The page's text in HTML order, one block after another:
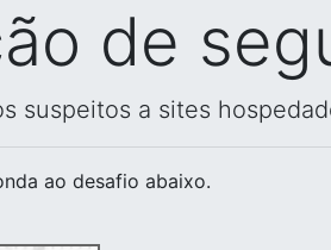
de
suspeitos a sites
ao desafio abaixo.